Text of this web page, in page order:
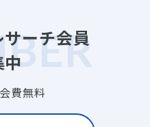
ーチ会員
費無料